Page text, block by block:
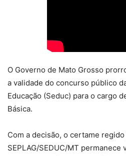
O Governo de Mato Grosso
a validade do concurso público
Educação (Seduc) para o cargo
Básica.
Com a decisão, o certame
SEPLAG/SEDUC/MT permanece